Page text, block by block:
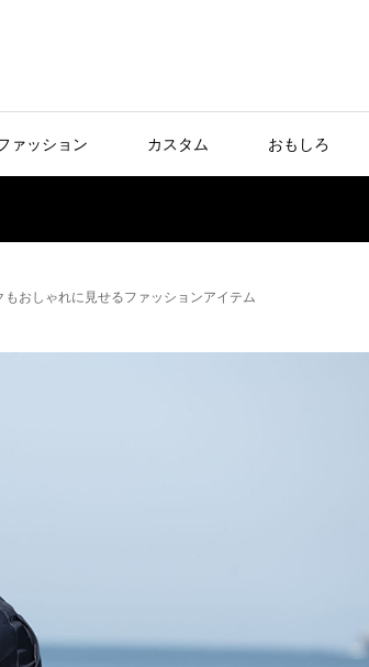
ァッション カスタム おもしろ
おしゃれに見せるファッションアイテム